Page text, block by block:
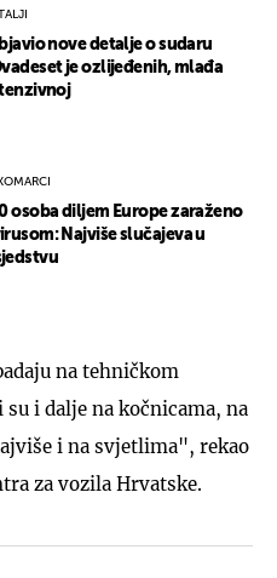
nove detalje o sudaru
je ozlijeđenih, mlađa
osoba diljem Europe zaraženo
Najviše slučajeva u
na tehničkom
i dalje na kočnicama, na
i na svjetlima", rekao
za vozila Hrvatske.